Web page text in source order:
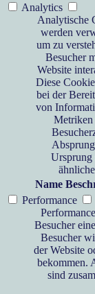
Analytics
Analytische
werden
um zu
Besucher
Website
Diese
bei der
von
Ursprung
Name
Performance
Besucher
Besucher
der Website
bekommen.
sind